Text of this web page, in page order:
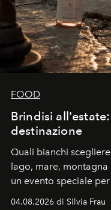
FOOD
Brindisi
destinazione
Quali bianchi
lago, mare,
un evento speciale
04.08.2026 di Silvia Frau